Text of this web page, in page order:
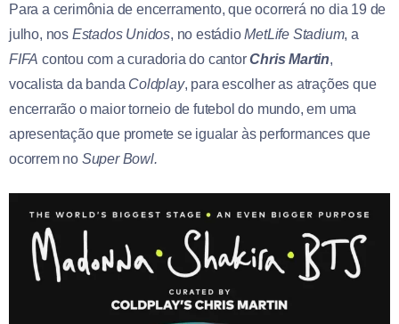
Para a cerimônia de encerramento, que ocorrerá no dia 19 de
julho, nos Estados Unidos, no estádioMetLife Stadium, a
FIFA contou com a curadoria do cantorChris Martin,
vocalista da banda Coldplay, para escolher as atrações que
encerrarão o maior torneio de futebol do mundo, em uma
apresentação que promete se igualar às performances que
ocorrem no Super Bowl.